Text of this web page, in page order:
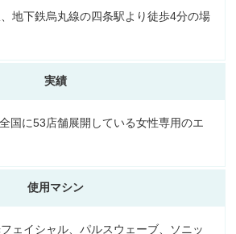
地下鉄烏丸線の四条駅より徒歩4分の場
実績
国に53店舗展開している女性専用のエ
使用マシン
ェイシャル、パルスウェーブ、ソニッ